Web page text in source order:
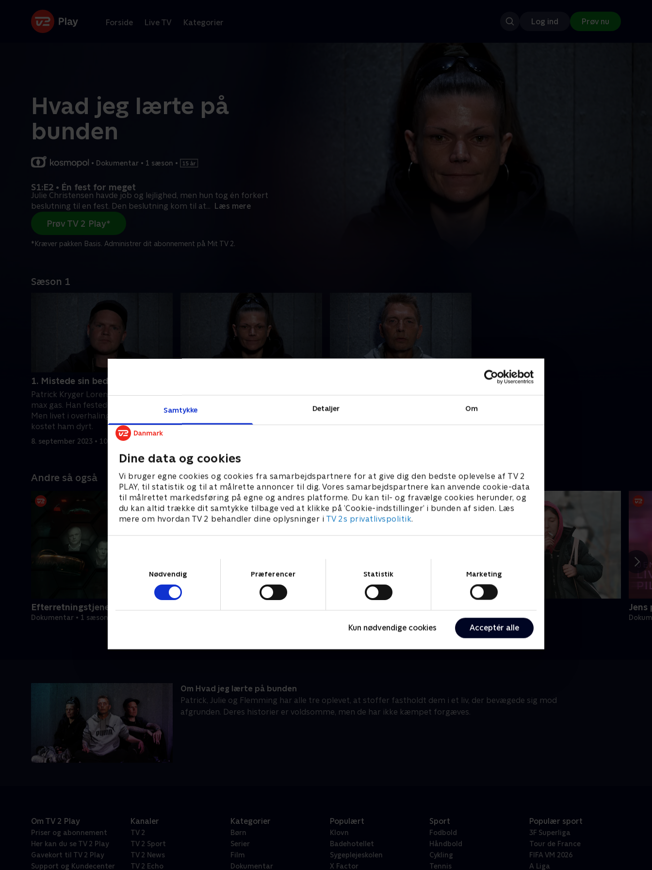
Samtykke Detaljer Om
Dine data og cookies
Vi bruger egne cookies og cookies fra samarbejdspartnere for at give dig den bedste oplevelse af TV 2
PLAY, til statistik og til at målrette annoncer til dig. Vores samarbejdspartnere kan anvende cookie-data
til målrettet markedsføring på egne og andres platforme. Du kan til- og fravælge cookies herunder, og
du kan altid trække dit samtykke tilbage ved at klikke på ’Cookie-indstillinger’ i bunden af siden. Læs
mere om hvordan TV 2 behandler dine oplysninger i TV 2s privatlivspolitik.
Nødvendig
Præferencer Statistik Marketing
Kun nødvendige cookies Acceptér alle
Forside Live TV Kategorier Log ind Prøv nu
Hvad jeg lærte på
bunden
• Dokumentar • 1 sæson •
S1:E2 • Én fest for meget
Julie Christensen havde job og lejlighed, men hun tog én forkert
beslutning til en fest. Den beslutning kom til at... Læs mere
Prøv TV 2 Play*
*Kræver pakken Basis. Administrer dit abonnement på Mit TV 2.
Sæson 1
1. Mistede sin bedste ven
Patrick Kryger Lorentzen gav den
max gas. Han festede og tog stoffer.
Men livet i overhalingsbanen har
kostet ham dyrt.
8. september 2023 • 10 min
Julie Christensen havde job og
lejlighed, men hun tog én forkert
beslutning til en fest. Den beslutning
kom til at smadre hendes tilværelse.
til at gøre ting, som han i dag har
Andre så også
Efterretningstjenesten
Dokumentar • 1 sæsoner Dokumentar • 1 sæsoner
Jens
Om Hvad jeg lærte på bunden
Patrick, Julie og Flemming har alle tre oplevet, at stoffer fastholdt dem i et liv, der bevægede sig mod
afgrunden. Deres historier er voldsomme, men de har ikke kæmpet forgæves.
Om TV 2 Play
Priser og abonnement
Her kan du se TV 2 Play
Gavekort til TV 2 Play
Support og Kundecenter
Kanaler
TV 2
TV 2 Sport
TV 2 News
TV 2 Echo
Kategorier
Børn
Serier
Film
Dokumentar
Populært
Klovn
Badehotellet
Sygeplejeskolen
X Factor
Sport
Fodbold
Håndbold
Cykling
Tennis
Populær sport
3F Superliga
Tour de France
FIFA VM 2026
A Liga